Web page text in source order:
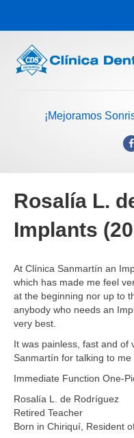
¡Mejoramos
Rosalía L.
Implants
At Clínica Sanmartín an
which has made me feel
at the beginning nor up to
anybody who needs an
very best.
It was painless, fast and of
Sanmartín for talking to me
Immediate Function One-
Rosalía L. de Rodríguez
Retired Teacher
Born in Chiriquí, Resident